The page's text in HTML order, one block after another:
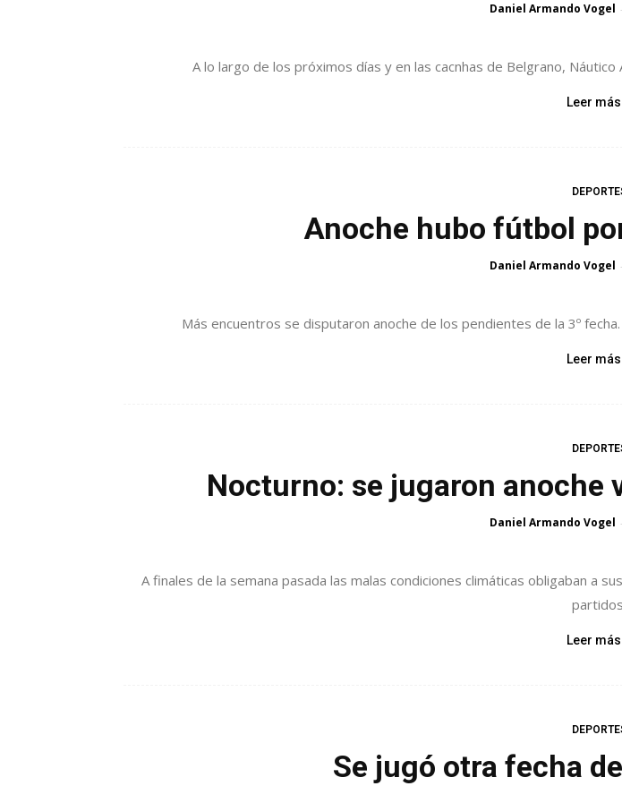
Daniel Armando Vogel -
A lo largo de los próximos días y en las cacnhas de Belgrano,
Leer más
Anoche hubo fútbol
Daniel Armando Vogel -
Más encuentros se disputaron anoche de los pendientes de la 3º
Leer más
Nocturno: se jugaron anoche
Daniel Armando Vogel -
A finales de la semana pasada las malas condiciones climáticas obligaban a
Leer más
Se jugó otra fecha